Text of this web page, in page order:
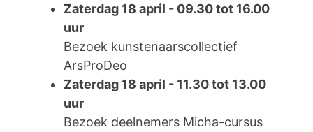
Zaterdag 18 april - 09.30 tot 16.00
uur
Bezoek kunstenaarscollectief
ArsProDeo
Zaterdag 18 april - 11.30 tot 13.00
uur
Bezoek deelnemers Micha-cursus